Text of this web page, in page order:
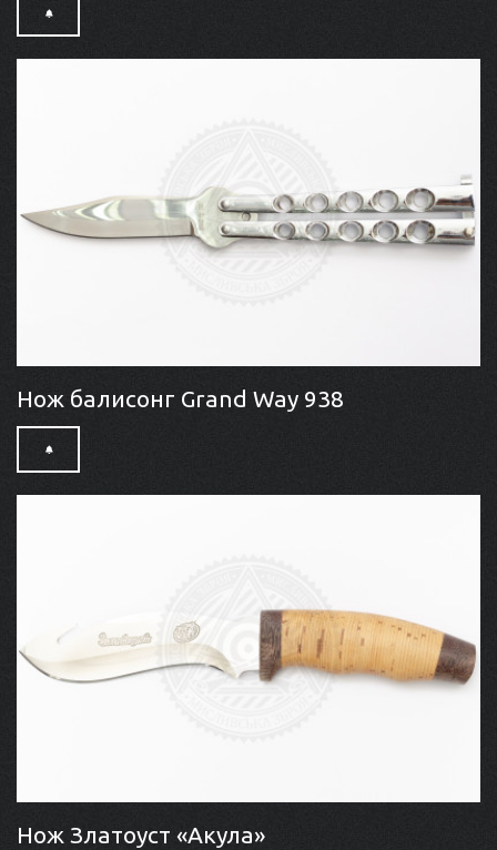
Нож балисонг Grand Way 938
Нож Златоуст «Акула»